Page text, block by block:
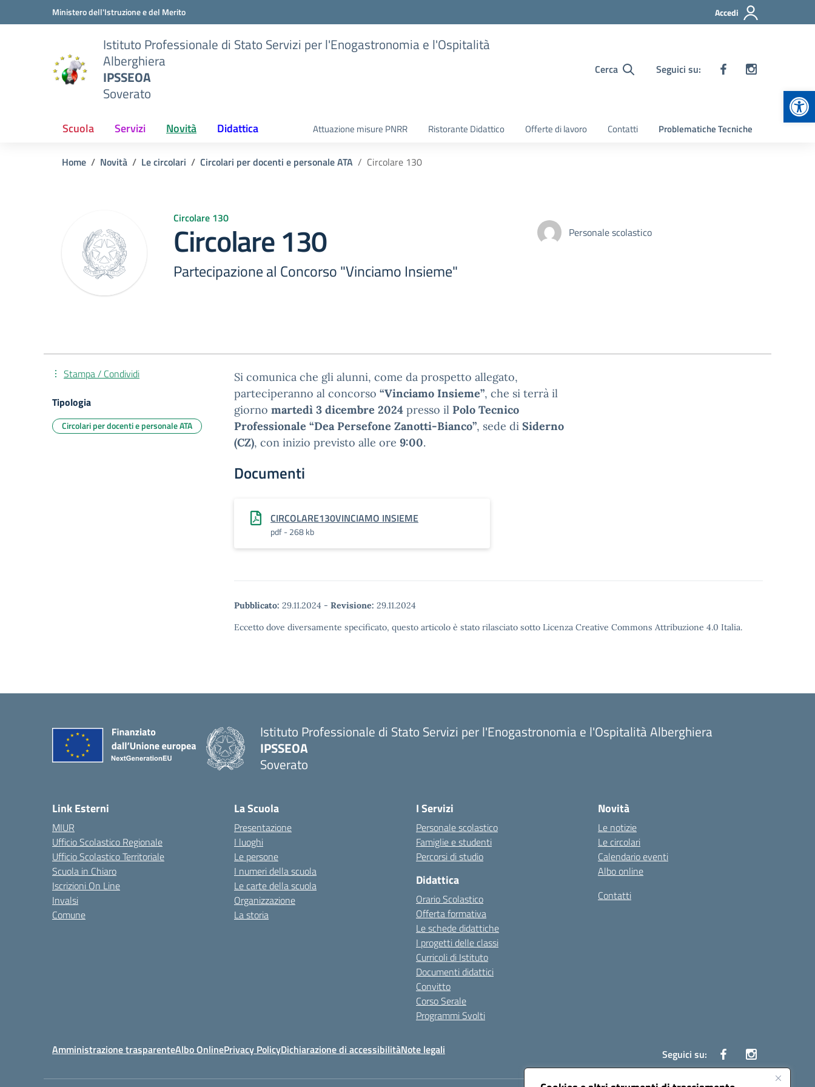
Vai ai contenuti
Vai al menu di navigazioneMinistero dell'Istruzione e del Merito Accedi
Istituto Professionale di Stato Servizi per l'Enogastronomia e l'Ospitalità
Alberghiera
IPSSEOA
Soverato
Cerca Seguici su:
Scuola Servizi Novità Didattica Attuazione misure PNRR Ristorante Didattico Offerte di lavoro Contatti Problematiche Tecniche
Home Novità Le circolari Circolari per docenti e personale ATA Circolare 130
Circolare 130
Circolare 130
Partecipazione al Concorso "Vinciamo Insieme"
Personale scolastico
Si comunica che gli alunni, come da prospetto allegato,
parteciperanno al concorso “Vinciamo Insieme”, che si terrà il
giorno martedì 3 dicembre 2024 presso il Polo Tecnico
Professionale “Dea Persefone Zanotti-Bianco”, sede di Siderno
(CZ), con inizio previsto alle ore 9:00.
Documenti
CIRCOLARE130VINCIAMO INSIEME
pdf - 268 kb
Pubblicato: 29.11.2024 - Revisione: 29.11.2024
Eccetto dove diversamente specificato, questo articolo è stato rilasciato sotto Licenza Creative Commons Attribuzione 4.0 Italia.
Stampa / Condividi
Tipologia
Circolari per docenti e personale ATA
Istituto Professionale di Stato Servizi per l'Enogastronomia e l'Ospitalità Alberghiera
IPSSEOA
Soverato
Link Esterni
MIUR
Ufficio Scolastico Regionale
Ufficio Scolastico Territoriale
Scuola in Chiaro
Iscrizioni On Line
Invalsi
Comune
La Scuola
Presentazione
I luoghi
Le persone
I numeri della scuola
Le carte della scuola
Organizzazione
La storia
I Servizi
Personale scolastico
Famiglie e studenti
Percorsi di studio
Didattica
Orario Scolastico
Offerta formativa
Le schede didattiche
I progetti delle classi
Curricoli di Istituto
Documenti didattici
Convitto
Corso Serale
Programmi Svolti
Novità
Le notizie
Le circolari
Calendario eventi
Albo online
Contatti
Amministrazione trasparenteAlbo OnlinePrivacy PolicyDichiarazione di accessibilitàNote legali Seguici su: